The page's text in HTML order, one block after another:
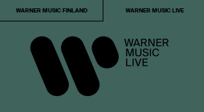
WARNER MUSIC FINLAND WARNER MUSIC LIVE